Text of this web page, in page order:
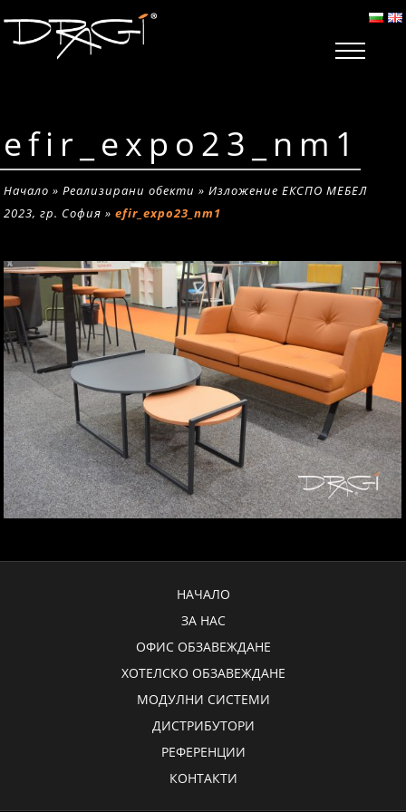
efir_expo23_nm1
Начало »Реализирани обекти »Изложение ЕКСПО МЕБЕЛ
2023, гр. София »efir_expo23_nm1
НАЧАЛО
ЗА НАС
ОФИС ОБЗАВЕЖДАНЕ
ХОТЕЛСКО ОБЗАВЕЖДАНЕ
МОДУЛНИ СИСТЕМИ
ДИСТРИБУТОРИ
РЕФЕРЕНЦИИ
КОНТАКТИ